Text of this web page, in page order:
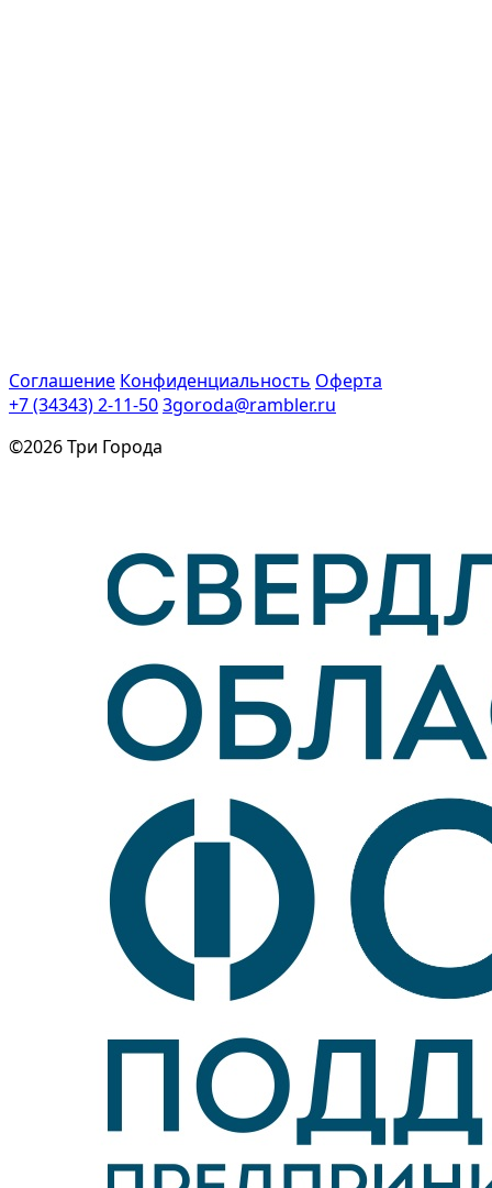
Соглашение Конфиденциальность Оферта
+7 (34343) 2-11-503goroda@rambler.ru
©2026 Три Города